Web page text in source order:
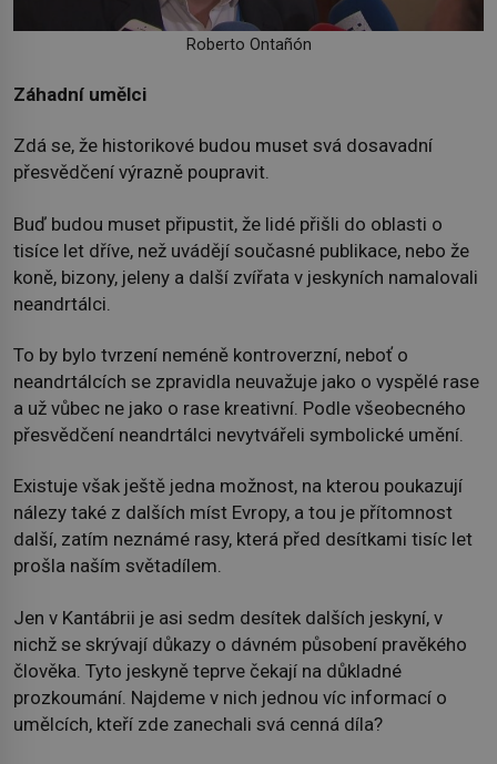
Roberto Ontañón
Záhadní umělci
Zdá se, že historikové budou muset svá dosavadní
přesvědčení výrazně poupravit.
Buď budou muset připustit, že lidé přišli do oblasti o
tisíce let dříve, než uvádějí současné publikace, nebo že
koně, bizony, jeleny a další zvířata v jeskyních namalovali
neandrtálci.
To by bylo tvrzení neméně kontroverzní, neboť o
neandrtálcích se zpravidla neuvažuje jako o vyspělé rase
a už vůbec ne jako o rase kreativní. Podle všeobecného
přesvědčení neandrtálci nevytvářeli symbolické umění.
Existuje však ještě jedna možnost, na kterou poukazují
nálezy také z dalších míst Evropy, a tou je přítomnost
další, zatím neznámé rasy, která před desítkami tisíc let
prošla naším světadílem.
Jen v Kantábrii je asi sedm desítek dalších jeskyní, v
nichž se skrývají důkazy o dávném působení pravěkého
člověka. Tyto jeskyně teprve čekají na důkladné
prozkoumání. Najdeme v nich jednou víc informací o
umělcích, kteří zde zanechali svá cenná díla?